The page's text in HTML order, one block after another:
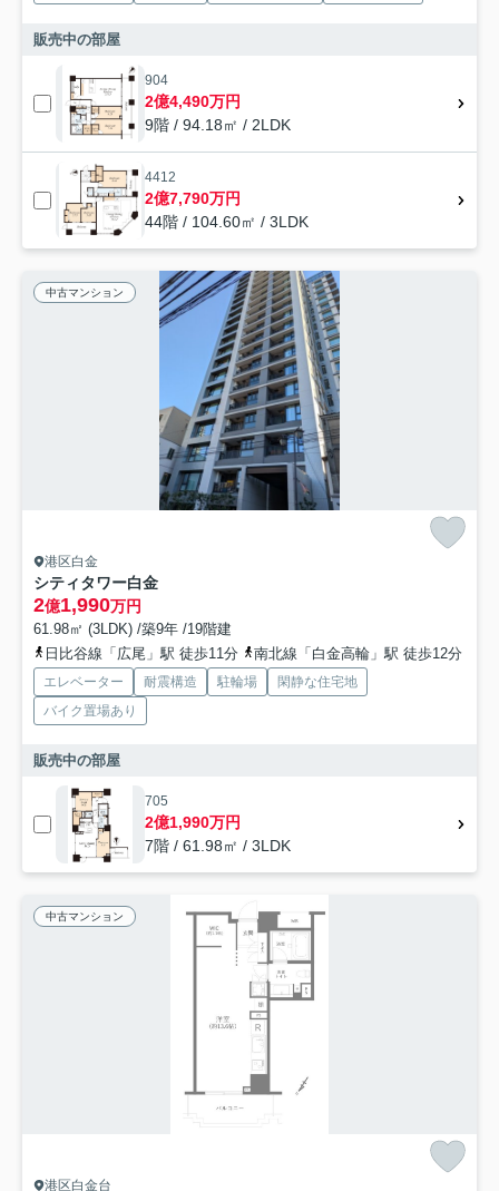
販売中の部屋
904
2億4,490万円
9階 / 94.18㎡ / 2LDK
4412
2億7,790万円
44階 / 104.60㎡ / 3LDK
中古マンション
港区白金
シティタワー白金
2億1,990万円
61.98㎡ (3LDK) /築9年 /19階建
日比谷線「広尾」駅 徒歩11分
南北線「白金高輪」駅 徒歩12分
エレベーター 耐震構造 駐輪場
閑静な住宅地
バイク置場あり
販売中の部屋
705
2億1,990万円
7階 / 61.98㎡ / 3LDK
中古マンション
港区白金台